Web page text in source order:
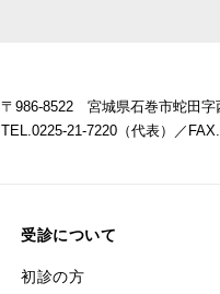
〒986-8522 宮城県石巻市蛇田字
TEL.0225-21-7220（代表）
／
受診について
初診の方